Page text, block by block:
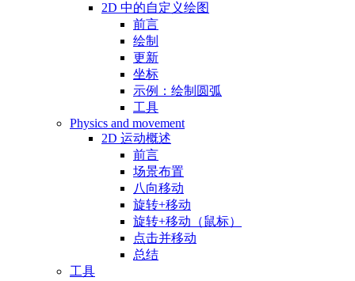
2D 中的自定义绘图
前言
绘制
更新
坐标
示例：绘制圆弧
工具
Physics and movement
2D 运动概述
前言
场景布置
八向移动
旋转+移动
旋转+移动（鼠标）
点击并移动
总结
工具